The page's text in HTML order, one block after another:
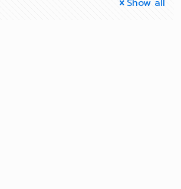
Show all